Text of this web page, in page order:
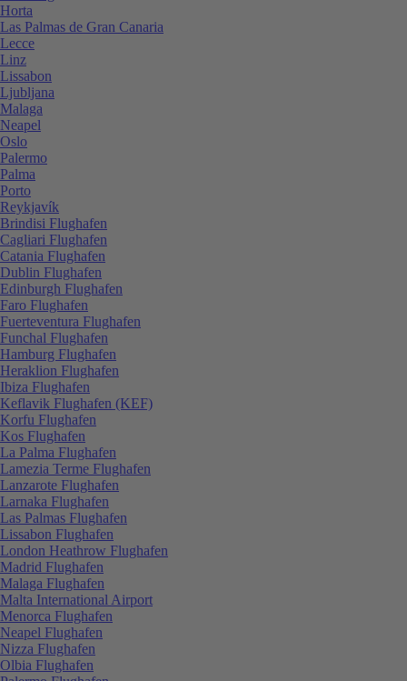
Horta
Las Palmas de Gran Canaria
Lecce
Linz
Lissabon
Ljubljana
Malaga
Neapel
Oslo
Palermo
Palma
Porto
Reykjavík
Brindisi Flughafen
Cagliari Flughafen
Catania Flughafen
Dublin Flughafen
Edinburgh Flughafen
Faro Flughafen
Fuerteventura Flughafen
Funchal Flughafen
Hamburg Flughafen
Heraklion Flughafen
Ibiza Flughafen
Keflavik Flughafen (KEF)
Korfu Flughafen
Kos Flughafen
La Palma Flughafen
Lamezia Terme Flughafen
Lanzarote Flughafen
Larnaka Flughafen
Las Palmas Flughafen
Lissabon Flughafen
London Heathrow Flughafen
Madrid Flughafen
Malaga Flughafen
Malta International Airport
Menorca Flughafen
Neapel Flughafen
Nizza Flughafen
Olbia Flughafen